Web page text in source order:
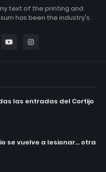
text of the printing and
has been the industry's.
las entradas del Cortijo
se vuelve a lesionar... otra